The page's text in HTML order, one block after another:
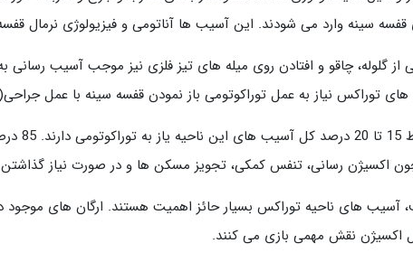
قفسه سینه وارد می شودند. این آسیب ها آناتومی و فیزیولوژی نرمال
از گلوله، چاقو و افتادن روی میله های تیز فلزی نیز موجب آسیب
توراکس نیاز به عمل توراکوتومی باز نمودن قفسه سینه با عمل
در
اکسیژن رسانی، تنفس کمکی، تجویز مسکن ها و در صورت نیاز
آسیب های ناحیه توراکس بسیار حائز اهمیت هستند. ارگان های موجود
اکسیژن نقش مهمی بازی می کنند.